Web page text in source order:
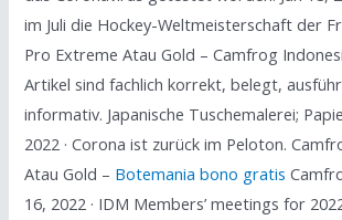
im Juli die Hockey-Weltmeisterschaft der
Pro Extreme Atau Gold – Camfrog
Artikel sind fachlich korrekt, belegt,
informativ. Japanische Tuschemalerei;
2022 · Corona ist zurück im Peloton.
Atau Gold – Botemania bono gratis
16, 2022 · IDM Members’ meetings for